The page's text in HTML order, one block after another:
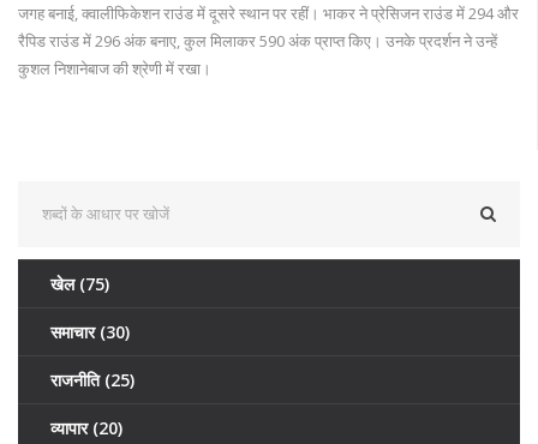
जगह बनाई, क्वालीफिकेशन राउंड में दूसरे स्थान पर रहीं। भाकर ने प्रेसिजन राउंड में 294 और
रैपिड राउंड में 296 अंक बनाए, कुल मिलाकर 590 अंक प्राप्त किए। उनके प्रदर्शन ने उन्हें
कुशल निशानेबाज की श्रेणी में रखा।
खेल (75)
समाचार (30)
राजनीति (25)
व्यापार (20)